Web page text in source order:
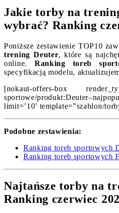
Jakie torby na
wybrać? Ranking
Poniższe zestawienie TOP10
trening Deuter, które są
online. Ranking toreb
specyfikacją modelu,
[nokaut-offers-box
sportowe/
limit=’10’ template=”szablon/
Podobne zestawienia:
Ranking toreb sportowych
Ranking toreb sportowych
Najtańsze torby na
Ranking czerwiec